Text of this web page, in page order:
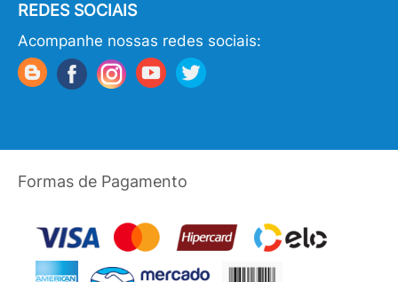
REDES SOCIAIS
Acompanhe nossas redes sociais:
Formas de Pagamento